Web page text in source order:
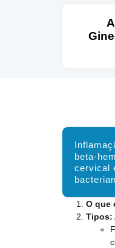
beta-
cervical
O que
Tipos: